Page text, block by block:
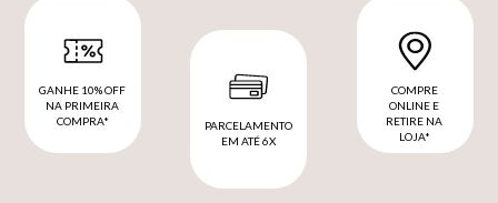
GANHE 10% OFF
NA PRIMEIRA
COMPRA*
PARCELAMENTO
EM ATÉ 6X
COMPRE
ONLINE E
RETIRE NA
LOJA*